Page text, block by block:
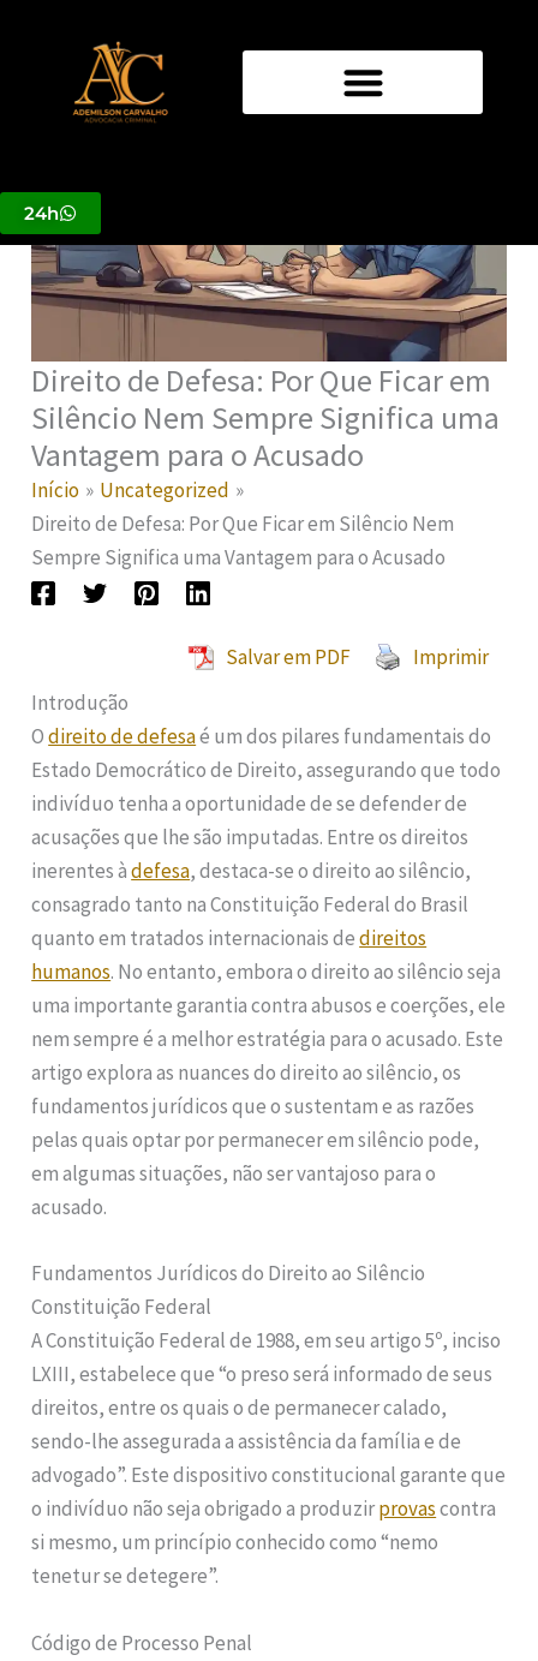
conteúdo
24h
Direito de Defesa: Por Que Ficar em
Silêncio Nem Sempre Significa uma
Vantagem para o Acusado
Início
Uncategorized
Direito de Defesa: Por Que Ficar em Silêncio Nem
Sempre Significa uma Vantagem para o Acusado
Salvar em PDF
Imprimir
Introdução
Odireito de defesaé um dos pilares fundamentais do
Estado Democrático de Direito, assegurando que todo
indivíduo tenha a oportunidade de se defender de
acusações que lhe são imputadas. Entre os direitos
inerentes àdefesa, destaca-se o direito ao silêncio,
consagrado tanto na Constituição Federal do Brasil
quanto em tratados internacionais dedireitos
humanos. No entanto, embora o direito ao silêncio seja
uma importante garantia contra abusos e coerções, ele
nem sempre é a melhor estratégia para o acusado. Este
artigo explora as nuances do direito ao silêncio, os
fundamentos jurídicos que o sustentam e as razões
pelas quais optar por permanecer em silêncio pode,
em algumas situações, não ser vantajoso para o
acusado.
Fundamentos Jurídicos do Direito ao Silêncio
Constituição Federal
A Constituição Federal de 1988, em seu artigo 5º, inciso
LXIII, estabelece que “o preso será informado de seus
direitos, entre os quais o de permanecer calado,
sendo-lhe assegurada a assistência da família e de
advogado”. Este dispositivo constitucional garante que
o indivíduo não seja obrigado a produzirprovascontra
si mesmo, um princípio conhecido como “nemo
tenetur se detegere”.
Código de Processo Penal